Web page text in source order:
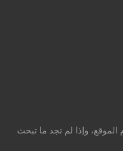
وإذا لم تجد ما تبحث